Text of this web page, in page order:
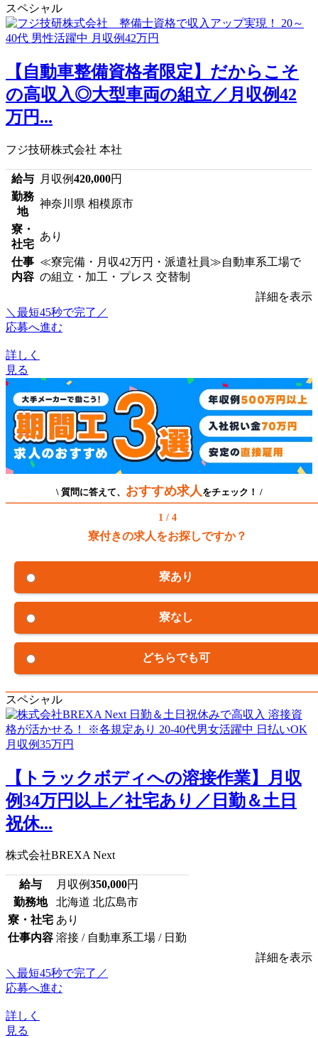
スペシャル
【自動車整備資格者限定】だからこそ
の高収入◎大型車両の組立／月収例42
万円...
フジ技研株式会社 本社
給与 月収例420,000円
勤務
地
神奈川県 相模原市
寮・
社宅
あり
仕事
内容
≪寮完備・月収42万円・派遣社員≫自動車系工場で
の組立・加工・プレス 交替制
詳細を表示
＼最短45秒で完了／
応募へ進む
詳しく
見る
\ 質問に答えて、 おすすめ求人 をチェック！ /
1 / 4
寮付きの求人をお探しですか？
寮あり
寮なし
どちらでも可
スペシャル
【トラックボディへの溶接作業】月収
例34万円以上／社宅あり／日勤＆土日
祝休...
株式会社BREXA Next
給与 月収例350,000円
勤務地
北海道 北広島市
寮・社宅 あり
仕事内容 溶接 / 自動車系工場 / 日勤
詳細を表示
＼最短45秒で完了／
応募へ進む
詳しく
見る